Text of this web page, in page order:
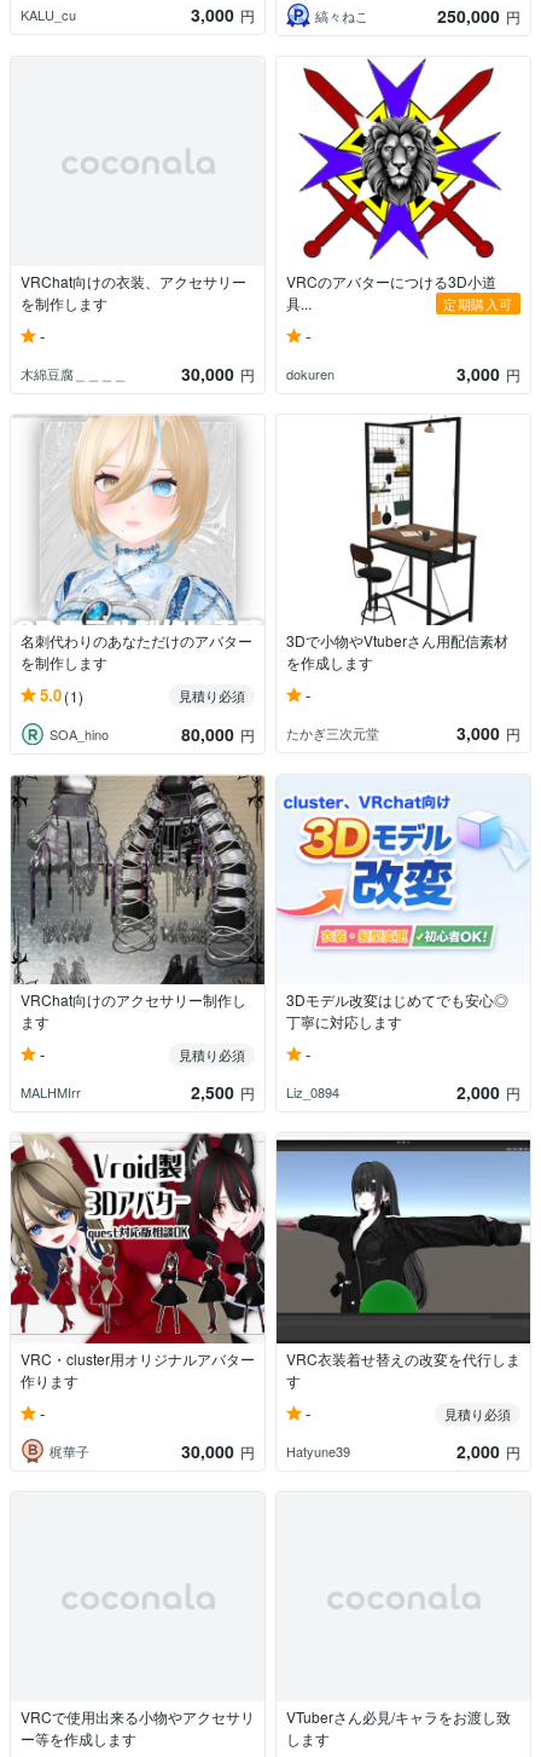
KALU_cu 3,000 円
縞々ねこ
250,000 円
VRChat向けの衣装、アクセサリー
を制作します
-
木綿豆腐＿＿＿＿ 30,000 円
VRCのアバターにつける3D小道
具...
定期購入可
-
dokuren 3,000 円
名刺代わりのあなただけのアバター
を制作します
5.0(1)
見積り必須
SOA_hino
80,000 円
3Dで小物やVtuberさん用配信素材
を作成します
-
たかぎ三次元堂 3,000 円
VRChat向けのアクセサリー制作し
ます
-
見積り必須
MALHMIrr
2,500 円
3Dモデル改変はじめてでも安心◎
丁寧に対応します
-
Liz_0894 2,000 円
VRC・cluster用オリジナルアバター
作ります
-
梶華子 30,000 円
VRC衣装着せ替えの改変を代行しま
す
-
見積り必須
Hatyune39
2,000 円
VRCで使用出来る小物やアクセサリ
ー等を作成します
VTuberさん必見/キャラをお渡し致
します